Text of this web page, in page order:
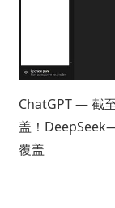
ChatGPT — 截
盖！
覆盖